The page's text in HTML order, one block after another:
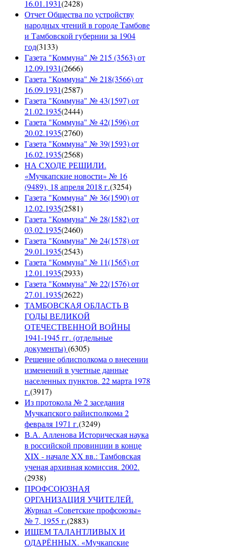
16.01.1931(2428)
Отчет Общества по устройству
народных чтений в городе Тамбове
и Тамбовской губернии за 1904
год(3133)
Газета "Коммуна" № 215 (3563) от
12.09.1931(2666)
Газета "Коммуна" № 218(3566) от
16.09.1931(2587)
Газета "Коммуна" № 43(1597) от
21.02.1935(2444)
Газета "Коммуна" № 42(1596) от
20.02.1935(2760)
Газета "Коммуна" № 39(1593) от
16.02.1935(2568)
НА СХОДЕ РЕШИЛИ.
«Мучкапские новости» № 16
(9489), 18 апреля 2018 г.(3254)
Газета "Коммуна" № 36(1590) от
12.02.1935(2581)
Газета "Коммуна" № 28(1582) от
03.02.1935(2460)
Газета "Коммуна" № 24(1578) от
29.01.1935(2543)
Газета "Коммуна" № 11(1565) от
12.01.1935(2933)
Газета "Коммуна" № 22(1576) от
27.01.1935(2622)
ТАМБОВСКАЯ ОБЛАСТЬ В
ГОДЫ ВЕЛИКОЙ
ОТЕЧЕСТВЕННОЙ ВОЙНЫ
1941-1945 гг. (отдельные
документы)(6305)
Решение облисполкома о внесении
изменений в учетные данные
населенных пунктов. 22 марта 1978
г.(3917)
Из протокола № 2 заседания
Мучкапского райисполкома 2
февраля 1971 г.(3249)
В.А. Алленова Историческая наука
в российской провинции в конце
XIX - начале XX вв.: Тамбовская
ученая архивная комиссия. 2002.
(2938)
ПРОФСОЮЗНАЯ
ОРГАНИЗАЦИЯ УЧИТЕЛЕЙ.
Журнал «Советские профсоюзы»
№ 7, 1955 г.(2883)
ИЩЕМ ТАЛАНТЛИВЫХ И
ОДАРЁННЫХ. «Мучкапские